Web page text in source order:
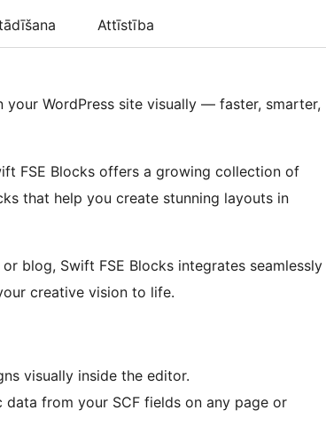
Attīstība
WordPress site visually — faster, smarter,
FSE Blocks offers a growing collection of
that help you create stunning layouts in
blog, Swift FSE Blocks integrates seamlessly
creative vision to life.
visually inside the editor.
data from your SCF fields on any page or